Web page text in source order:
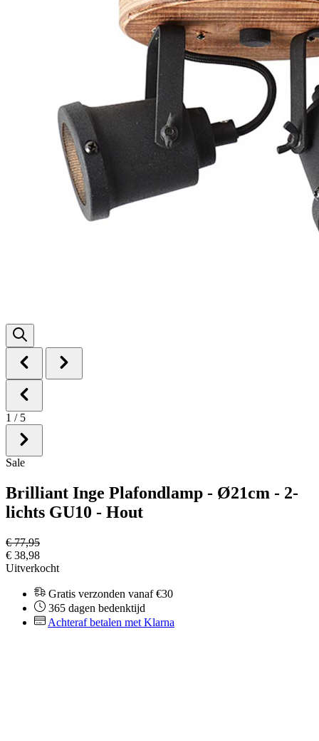
1 / 5
Sale
Brilliant Inge Plafondlamp - Ø21cm - 2-
lichts GU10 - Hout
€ 77,95
€ 38,98
Uitverkocht
Gratis verzonden vanaf €30
365 dagen bedenktijd
Achteraf betalen met Klarna